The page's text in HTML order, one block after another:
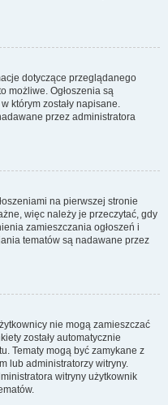
dotyczące przeglądanego
możliwe. Ogłoszenia są
którym zostały napisane.
przez administratora
na pierwszej stronie
więc należy je przeczytać, gdy
zamieszczania ogłoszeń i
tematów są nadawane przez
nie mogą zamieszczać
zostały automatycznie
Tematy mogą być zamykane z
lub administratorzy witryny.
witryny użytkownik